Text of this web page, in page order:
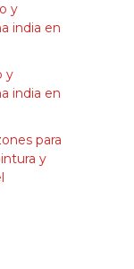
y
india en
y
india en
para
y